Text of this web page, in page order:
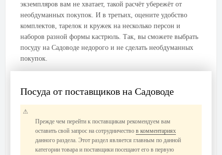
экземпляров вам не хватает, такой расчёт убережёт от
необдуманных покупок. И в третьих, оцените удобство
комплектов, тарелок и кружек на несколько персон и
наборов разной формы кастрюль. Так, вы сможете выбрать
посуду на Садоводе недорого и не сделать необдуманных
покупок.
Посуда от поставщиков на Садоводе
Прежде чем перейти к поставщикам рекомендуем вам
оставить свой запрос на сотрудничество в комментариях
данного раздела. Этот раздел является главным по данной
категории товара и поставщики посещают его в первую